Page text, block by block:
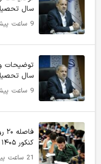
سال
9 ساعت پیش
توضیحات
سال
9 ساعت پیش
کنکور ۱۴۰۵ به نابرابری آموزشی
21 ساعت پیش